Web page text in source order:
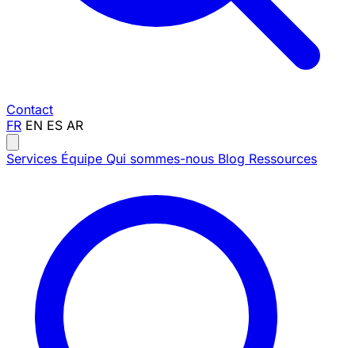
Contact
FR EN ES AR
Services Équipe Qui sommes-nous Blog Ressources